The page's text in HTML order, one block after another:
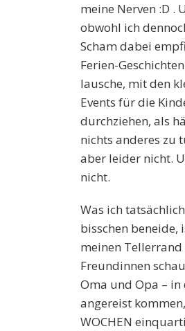
meine Nerven :D .
obwohl ich
Scham dabei
Ferien-
lausche, mit den
Events für die
durchziehen, als
nichts anderes zu
aber leider nicht.
nicht.
Was ich
bisschen beneide,
meinen
Freundinnen
Oma und Opa –
angereist
WOCHEN